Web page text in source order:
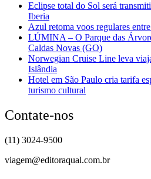
Eclipse total do Sol será
Iberia
Azul retoma voos regulares
LÚMINA – O Parque das
Caldas Novas (GO)
Norwegian Cruise Line leva
Islândia
Hotel em São Paulo cria tarifa
turismo cultural
Contate-nos
(11) 3024-9500
viagem@editoraqual.com.br